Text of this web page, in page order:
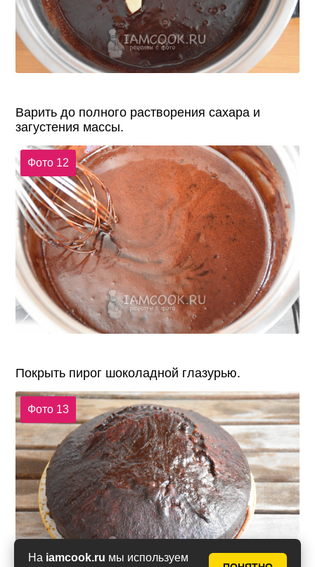
На iamcook.ru мы используем
Варить до полного растворения сахара и
загустения массы.
Фото 12
Покрыть пирог шоколадной глазурью.
Фото 13